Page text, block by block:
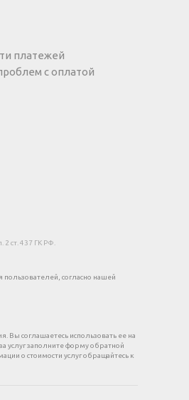
платежей
с оплатой
ст. 437 ГК РФ.
согласно нашей
соглашаетесь использовать ее на
услуг заполните форму обратной
о стоимости услуг обращайтесь к